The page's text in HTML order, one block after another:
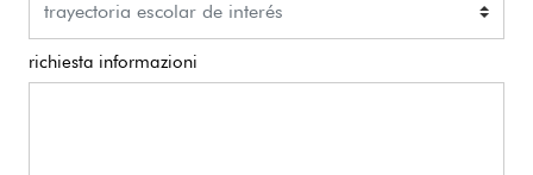
richiesta informazioni